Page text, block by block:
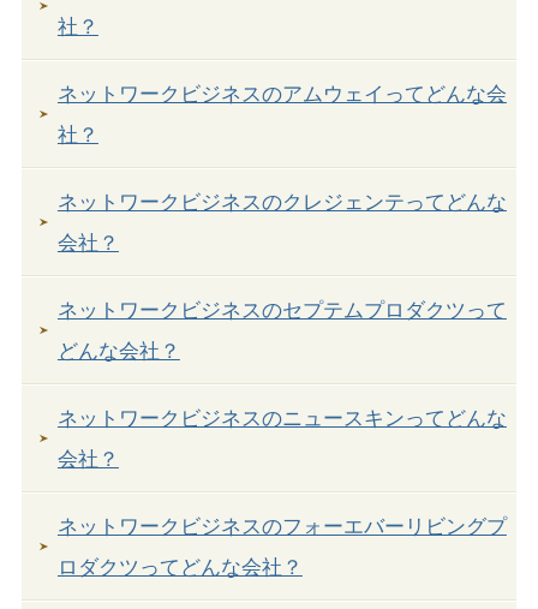
社？
ネットワークビジネスのアムウェイってどんな会
社？
ネットワークビジネスのクレジェンテってどんな
会社？
ネットワークビジネスのセプテムプロダクツって
どんな会社？
ネットワークビジネスのニュースキンってどんな
会社？
ネットワークビジネスのフォーエバーリビングプ
ロダクツってどんな会社？